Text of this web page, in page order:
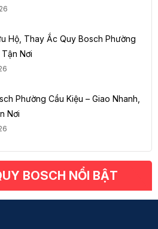
Hộ, Thay Ắc Quy Bosch Phường
Nơi
Phường Cầu Kiệu – Giao Nhanh,
Nơi
BOSCH NỔI BẬT